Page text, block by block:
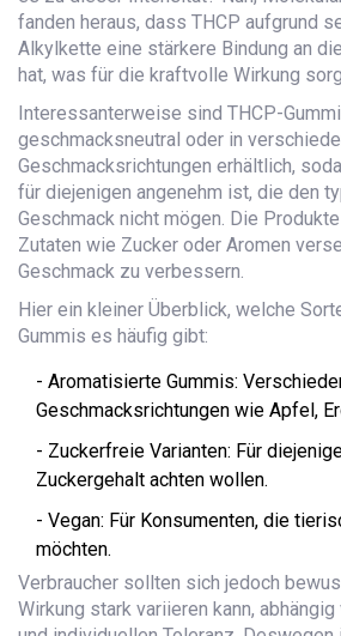
fanden heraus, dass THCP aufgrund
Alkylkette eine stärkere Bindung an
hat, was für die kraftvolle Wirkung
Interessanterweise sind THCP-
geschmacksneutral oder in
Geschmacksrichtungen erhältlich,
für diejenigen angenehm ist, die den
Geschmack nicht mögen. Die
Zutaten wie Zucker oder Aromen
Geschmack zu verbessern.
Hier ein kleiner Überblick, welche
Gummis es häufig gibt:
- Aromatisierte Gummis:
Geschmacksrichtungen wie Apfel,
- Zuckerfreie Varianten: Für
Zuckergehalt achten wollen.
- Vegan: Für Konsumenten, die
möchten.
Verbraucher sollten sich jedoch
Wirkung stark variieren kann,